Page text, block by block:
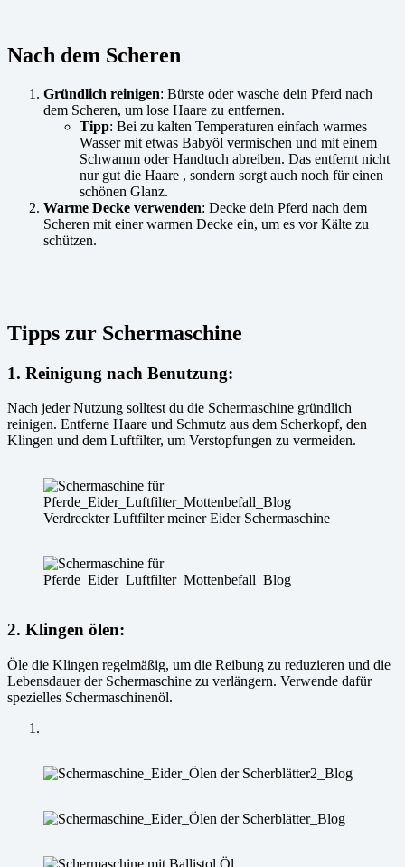
Nach dem Scheren
Gründlich reinigen: Bürste oder wasche dein Pferd nach
dem Scheren, um lose Haare zu entfernen.
Tipp: Bei zu kalten Temperaturen einfach warmes
Wasser mit etwas Babyöl vermischen und mit einem
Schwamm oder Handtuch abreiben. Das entfernt nicht
nur gut die Haare , sondern sorgt auch noch für einen
schönen Glanz.
Warme Decke verwenden: Decke dein Pferd nach dem
Scheren mit einer warmen Decke ein, um es vor Kälte zu
schützen.
Tipps zur Schermaschine
1. Reinigung nach Benutzung:
Nach jeder Nutzung solltest du die Schermaschine gründlich
reinigen. Entferne Haare und Schmutz aus dem Scherkopf, den
Klingen und dem Luftfilter, um Verstopfungen zu vermeiden.
Verdreckter Luftfilter meiner Eider Schermaschine
2. Klingen ölen:
Öle die Klingen regelmäßig, um die Reibung zu reduzieren und die
Lebensdauer der Schermaschine zu verlängern. Verwende dafür
spezielles Schermaschinenöl.